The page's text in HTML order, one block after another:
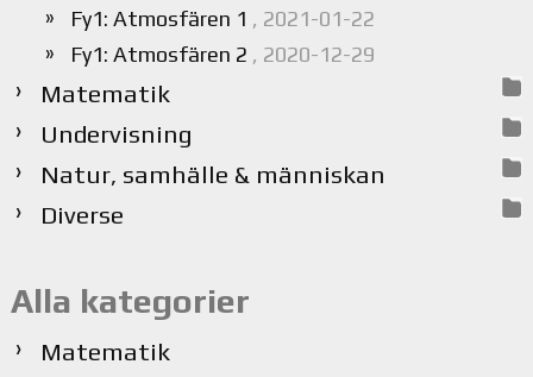
Fy1: Atmosfären 1 , 2021-01-22
Fy1: Atmosfären 2 , 2020-12-29
Matematik
Undervisning
Natur, samhälle & människan
Diverse
Alla kategorier
Matematik